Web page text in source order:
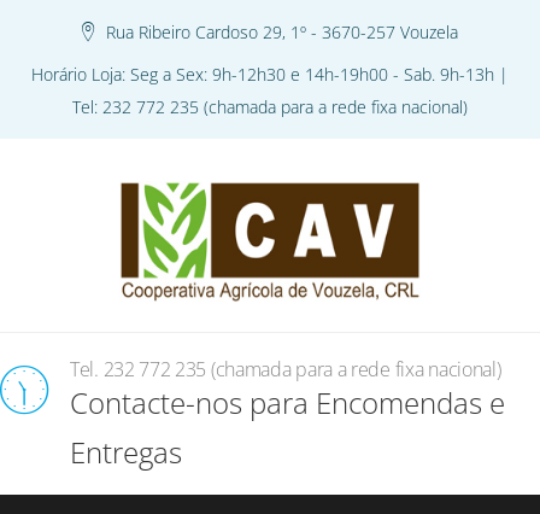
Rua Ribeiro Cardoso 29, 1º - 3670-257 Vouzela
Horário Loja: Seg a Sex: 9h-12h30 e 14h-19h00 - Sab. 9h-13h |
Tel: 232 772 235 (chamada para a rede fixa nacional)
Tel. 232 772 235 (chamada para a rede fixa nacional)
Contacte-nos para Encomendas e
Entregas